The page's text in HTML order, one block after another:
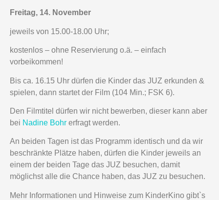
Freitag, 14. November
jeweils von 15.00-18.00 Uhr;
kostenlos – ohne Reservierung o.ä. – einfach
vorbeikommen!
Bis ca. 16.15 Uhr dürfen die Kinder das JUZ erkunden &
spielen, dann startet der Film (104 Min.; FSK 6).
Den Filmtitel dürfen wir nicht bewerben, dieser kann aber
bei Nadine Bohr erfragt werden.
An beiden Tagen ist das Programm identisch und da wir
beschränkte Plätze haben, dürfen die Kinder jeweils an
einem der beiden Tage das JUZ besuchen, damit
möglichst alle die Chance haben, das JUZ zu besuchen.
Mehr Informationen und Hinweise zum KinderKino gibt`s